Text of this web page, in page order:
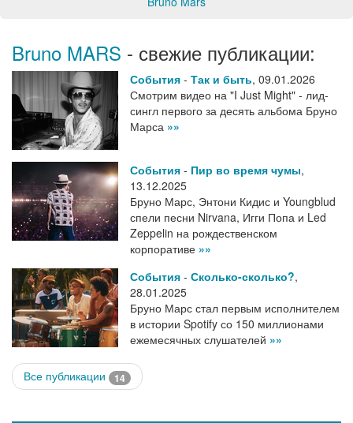
Bruno MARS - свежие публикации:
События - Так и быть, 09.01.2026
Смотрим видео на "I Just Might" - лид-
сингл первого за десять альбома Бруно
Марса »»
События - Пир во время чумы,
13.12.2025
Бруно Марс, Энтони Кидис и Youngblud
спели песни Nirvana, Игги Попа и Led
Zeppelin на рождественском
корпоративе »»
События - Сколько-сколько?,
28.01.2025
Бруно Марс стал первым исполнителем
в истории Spotify со 150 миллионами
ежемесячных слушателей »»
Все публикации 14